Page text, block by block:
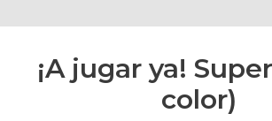
¡A jugar ya!
color)